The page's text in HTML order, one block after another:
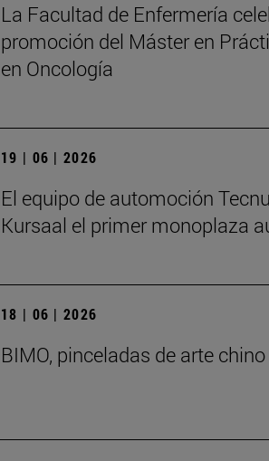
La Facultad de Enfermería
promoción del Máster en
en Oncología
19 | 06 | 2026
El equipo de automoción
Kursaal el primer monoplaza
18 | 06 | 2026
BIMO, pinceladas de arte